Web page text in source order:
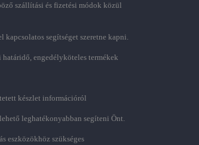
szállítási és fizetési módok közül
kapcsolatos segítséget szeretne kapni.
határidő, engedélyköteles termékek
készlet információról
leghatékonyabban segíteni Önt.
eszközökhöz szükséges